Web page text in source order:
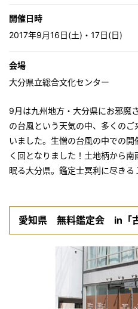
開催日時
2017年9月16日(土)・17日(日)
会場
大分県立総合文化センター
9月は九州地方・大分県にお邪魔
の台風という天気の中、多くの
いました。生憎の台風の中での
く回となりました！土地柄から
眠る大分県。鑑定士冥利に尽きる
愛知県 無料鑑定会 in「古